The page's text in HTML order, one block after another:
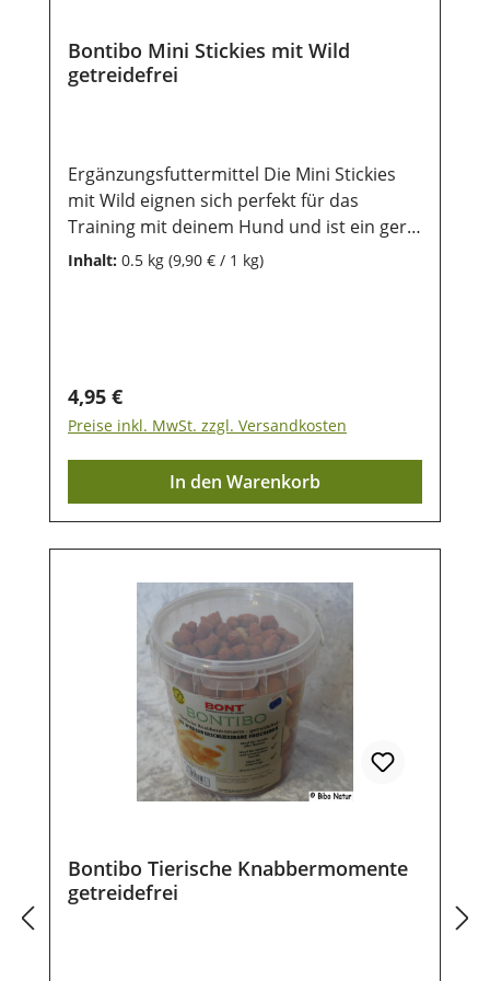
werden, damit die wertvollen Inhaltsstoffe
lange erhalten bleiben.
Bontibo Mini Stickies mit Wild
getreidefrei
Ergänzungsfuttermittel Die Mini Stickies
mit Wild eignen sich perfekt für das
Training mit deinem Hund und ist ein gern
genommenes getreidefreies Leckerlie im
getreidefrei- ohne Zusatz von Zucker
Durch die wiederverschließbare
Frischebox lässt es sich gut aufbewaren
Zusammensetzung:pflanzliche
Nebenerzeugnisse, Fleisch und tierische
Nebenerzeugnisse (min. 4% Hirsch),
Öle und Fette 4%; Rohasche 10%; Rohfaser
2%; Feuchtegehalt 18%
Zusatzstoffe:Konservierungsstoffe
Lagerung:Damit unsere Produkte auch
nach dem Kauf noch lange haltbar bleiben,
ist eine trockene und luftdichte
Aufbewahrung wichtig. Ebenso sollten sie
vor direkter Sonneneinstrahlung geschützt
werden, damit die wertvollen Inhaltsstoffe
Inhalt: 0.5 kg (9,90 € / 1 kg)
Regulärer Preis:
4,95 €
Preise inkl. MwSt. zzgl. Versandkosten
In den Warenkorb
Bontibo Tierische Knabbermomente
getreidefrei